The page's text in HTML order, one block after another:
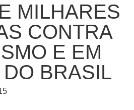
MILHARES
CONTRA
E EM
BRASIL